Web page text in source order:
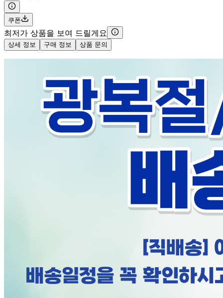
쿠폰
최저가 상품을 보여 드릴게요
상세 정보 구매 정보 상품 문의